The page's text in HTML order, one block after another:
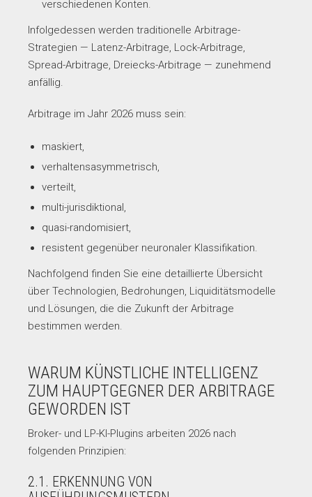
verschiedenen Konten.
Infolgedessen werden traditionelle Arbitrage-
Strategien — Latenz-Arbitrage, Lock-Arbitrage,
Spread-Arbitrage, Dreiecks-Arbitrage — zunehmend
anfällig.
Arbitrage im Jahr 2026 muss sein:
maskiert,
verhaltensasymmetrisch,
verteilt,
multi-jurisdiktional,
quasi-randomisiert,
resistent gegenüber neuronaler Klassifikation.
Nachfolgend finden Sie eine detaillierte Übersicht
über Technologien, Bedrohungen, Liquiditätsmodelle
und Lösungen, die die Zukunft der Arbitrage
bestimmen werden.
WARUM KÜNSTLICHE INTELLIGENZ
ZUM HAUPTGEGNER DER ARBITRAGE
GEWORDEN IST
Broker- und LP-KI-Plugins arbeiten 2026 nach
folgenden Prinzipien:
2.1. ERKENNUNG VON